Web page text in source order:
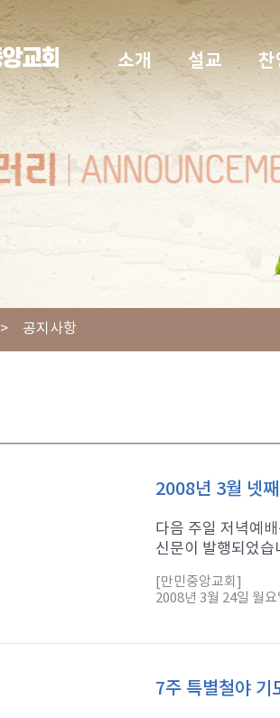
소개 설교 찬
공지사항
2008년 3월 넷
다음 주일 저녁예
신문이 발행되었
[만민중앙교회]
2008년 3월 24일 월요
7주 특별철야